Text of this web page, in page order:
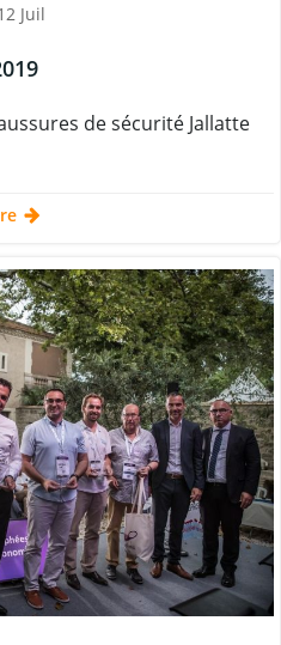
Juil
de sécurité Jallatte